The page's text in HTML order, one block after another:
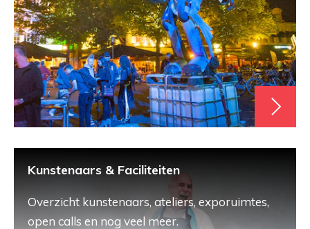
Kunstenaars & Faciliteiten
Overzicht kunstenaars, ateliers, exporuimtes,
open calls en nog veel meer.